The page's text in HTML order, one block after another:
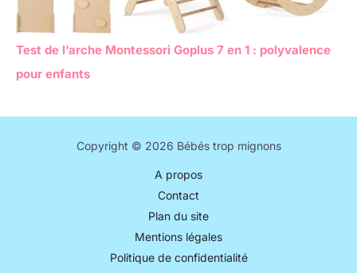
Test de l’arche Montessori Goplus 7 en 1 : polyvalence
pour enfants
Copyright © 2026 Bébés trop mignons
A propos
Contact
Plan du site
Mentions légales
Politique de confidentialité